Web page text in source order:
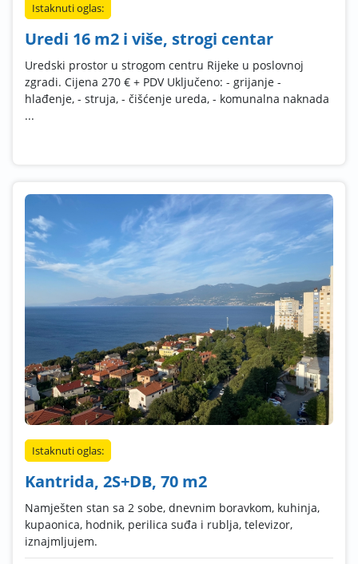
Istaknuti oglas:
Uredi 16 m2 i više, strogi centar
Uredski prostor u strogom centru Rijeke u poslovnoj
zgradi. Cijena 270 € + PDV Uključeno: - grijanje -
hlađenje, - struja, - čišćenje ureda, - komunalna naknada
...
Istaknuti oglas:
Kantrida, 2S+DB, 70 m2
Namješten stan sa 2 sobe, dnevnim boravkom, kuhinja,
kupaonica, hodnik, perilica suđa i rublja, televizor,
iznajmljujem.